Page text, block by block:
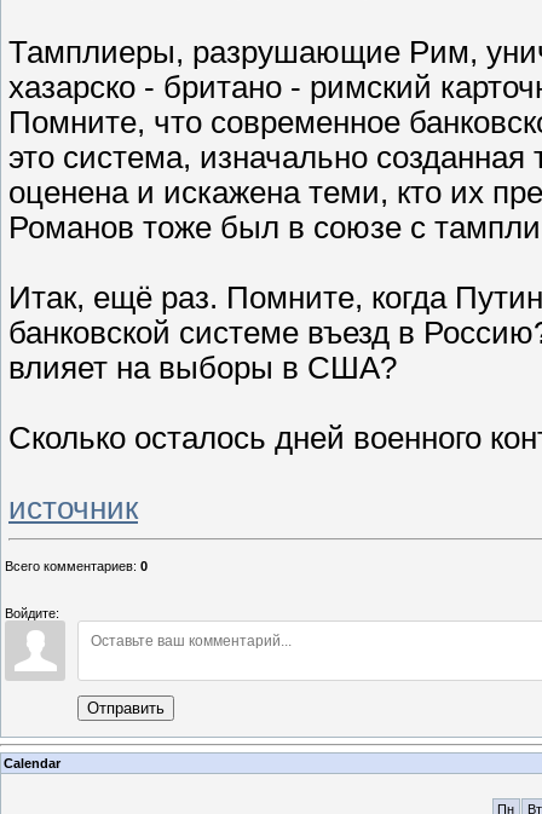
Тамплиеры, разрушающие Рим,
хазарско - британо - римский
Помните, что современное
это система, изначально
оценена и искажена теми, кто их
Романов тоже был в союзе с
Итак, ещё раз. Помните, когда
банковской системе въезд в
влияет на выборы в США?
Сколько осталось дней военного
источник
Всего комментариев: 0
Войдите:
Отправить
Calendar
Пн
Вт